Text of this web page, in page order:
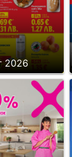
2026